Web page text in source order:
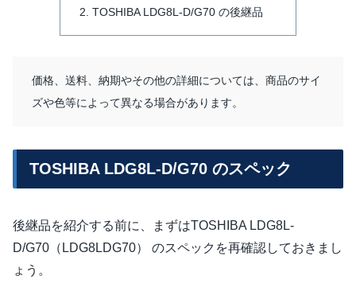
TOSHIBA LDG8L-D/G70 の後継品
価格、送料、納期やその他の詳細については、商品のサイ
ズや色等によって異なる場合があります。
TOSHIBA LDG8L-D/G70 のスペック
後継品を紹介する前に、まずはTOSHIBA LDG8L-
D/G70（LDG8LDG70） のスペックを再確認しておきまし
ょう。